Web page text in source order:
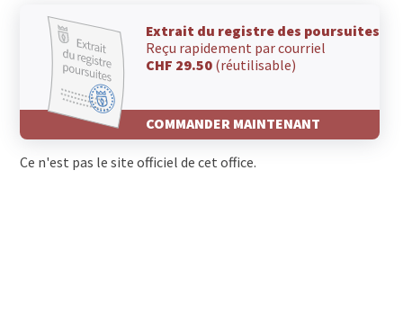
Extrait du registre des poursuites
Reçu rapidement par courriel
CHF 29.50 (réutilisable)
COMMANDER MAINTENANT
Ce n'est pas le site officiel de cet office.